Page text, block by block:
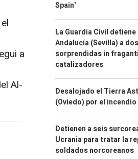
a
Al-
Spain'
La Guardia Civil
Andalucía (Sevilla) a
sorprendidas in
catalizadores
Desalojado el Tierra
(Oviedo) por el
Detienen a seis
Ucrania para tratar la
soldados norcoreanos